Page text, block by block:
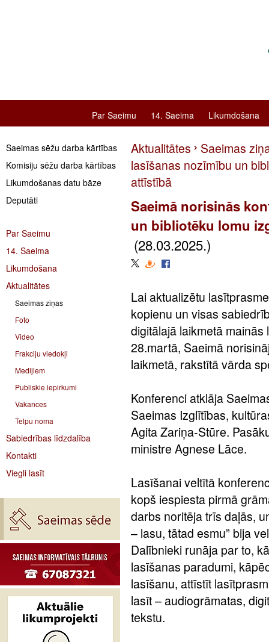
Par Saeimu 14. Saeima Likumdošana
Saeimas sēžu darba kārtības
Komisiju sēžu darba kārtības
Likumdošanas datu bāze
Deputāti
Par Saeimu
14. Saeima
Likumdošana
Aktualitātes
Saeimas ziņas
Foto
Video
Frakciju viedokļi
Medijiem
Publiskie iepirkumi
Vakances
Telpu noma
Sabiedrības līdzdalība
Kontakti
Viegli lasīt
Aktualitātes
Saeimas
lasīšanas nozīmību un
attīstībā
Saeimā norisinās
un bibliotēku lomu
(28.03.2025.)
Lai aktualizētu
kopienu un visas
digitālajā laikmetā
28.martā, Saeimā
laikmetā, rakstītā vārda
Konferenci atklāja
Saeimas Izglītības,
Agita Zariņa-Stūre.
ministre Agnese Lāce.
Lasīšanai veltītā
kopš iespiesta pirmā
darbs noritēja trīs daļās,
– lasu, tātad esmu” bija
Dalībnieki runāja par to,
lasīšanas paradumi,
lasīšanu, attīstīt
lasīt – audiogrāmatas,
tekstu.